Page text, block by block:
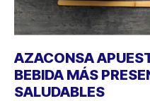
AZACONSA
BEBIDA MÁS
SALUDABLES